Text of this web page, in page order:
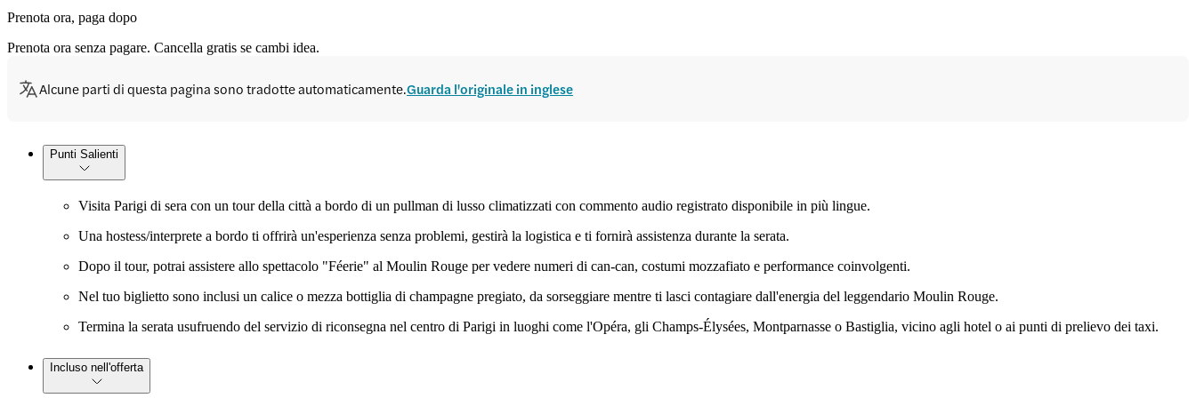
Prenota ora, paga dopo
Prenota ora senza pagare. Cancella gratis se cambi idea.
Alcune parti di questa pagina sono tradotte automaticamente.Guarda l'originale in inglese
Punti Salienti
Visita Parigi di sera con un tour della città a bordo di un pullman di lusso climatizzati con commento audio registrato disponibile in più lingue.
Una hostess/interprete a bordo ti offrirà un'esperienza senza problemi, gestirà la logistica e ti fornirà assistenza durante la serata.
Dopo il tour, potrai assistere allo spettacolo "Féerie" al Moulin Rouge per vedere numeri di can-can, costumi mozzafiato e performance coinvolgenti.
Nel tuo biglietto sono inclusi un calice o mezza bottiglia di champagne pregiato, da sorseggiare mentre ti lasci contagiare dall'energia del leggendario Moulin Rouge.
Termina la serata usufruendo del servizio di riconsegna nel centro di Parigi in luoghi come l'Opéra, gli Champs-Élysées, Montparnasse o Bastiglia, vicino agli hotel o ai punti di prelievo dei taxi.
Incluso nell'offerta